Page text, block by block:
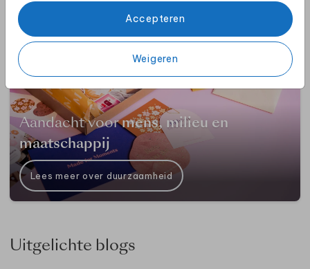
Accepteren
Weigeren
Aandacht voormens, milieu en
maatschappij
Lees meer over duurzaamheid
Uitgelichte blogs